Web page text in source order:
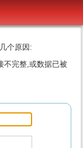
个原因:
不完整,或数据已被